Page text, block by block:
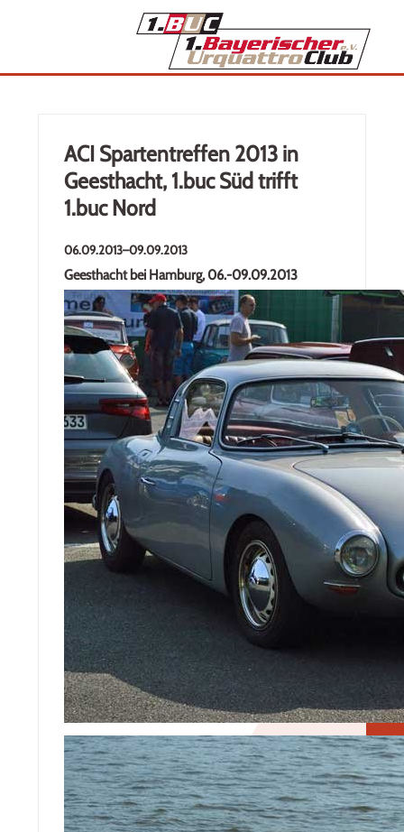
ACI Spartentreffen 2013 in
Geesthacht, 1.buc Süd trifft
1.buc Nord
06.09.2013–09.09.2013
Geesthacht bei Hamburg, 06.-09.09.2013